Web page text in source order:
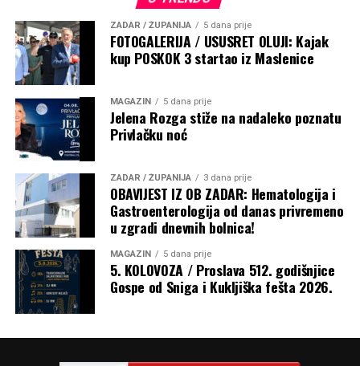
ZADAR / ŽUPANIJA 5 dana prije
FOTOGALERIJA / USUSRET OLUJI: Kajak
kup POSKOK 3 startao iz Maslenice
MAGAZIN 5 dana prije
Jelena Rozga stiže na nadaleko poznatu
Privlačku noć
ZADAR / ŽUPANIJA 3 dana prije
OBAVIJEST IZ OB ZADAR: Hematologija i
Gastroenterologija od danas privremeno
u zgradi dnevnih bolnica!
MAGAZIN 5 dana prije
5. KOLOVOZA / Proslava 512. godišnjice
Gospe od Sniga i Kukljiška fešta 2026.